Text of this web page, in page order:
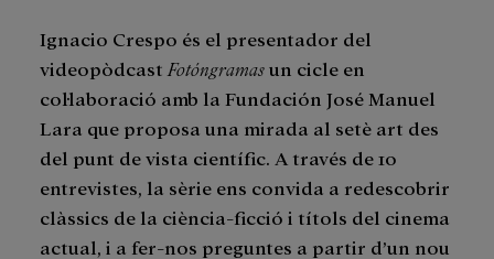
Ignacio Crespo és el presentador del
videopòdcast Fotóngramasun cicle en
col·laboració amb la Fundación José Manuel
Lara que proposa una mirada al setè art des
del punt de vista científic. A través de 10
entrevistes, la sèrie ens convida a redescobrir
clàssics de la ciència-ficció i títols del cinema
actual, i a fer-nos preguntes a partir d’un nou